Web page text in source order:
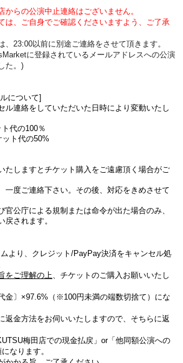
からの公演中止連絡はございません。
は、ご自身でご確認くださいますよう、ご了承
、23:00以前に別途ご連絡をさせて頂きます。
に登録されているメールアドレスへの公演
た。)
について]
ル連絡をしていただいた日時により変動いたし
代の100％
ット代の50%
たしますとチケット購入をご遠慮頂く場合がご
一度ご連絡下さい。その後、対応をきめさせて
官公庁による規制または命令が出た場合のみ、
戻されます。
より、クレジット/PayPay決済をキャンセル処
をご理解の上、チケットのご購入お願いいたし
金〕×97.6%（※100円未満の端数切捨て ）にな
返金方法をお伺いいたしますので、そちらに返
梅田店での現金払戻」or「他同額公演への
なります。